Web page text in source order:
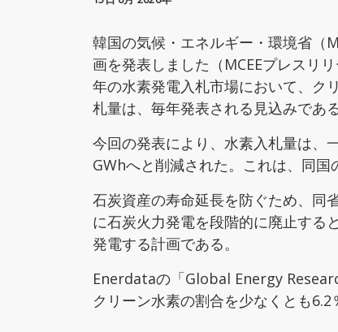
韓国の気候・エネルギー・環境省（
画を発表しました（MCEEプレスリ
年の水素発電入札市場において、ク
札量は、毎年発表される見込みである
今回の発表により、水素入札量は、
GWhへと削減された。これは、同国
石炭資産の寿命延長を防ぐため、同
に石炭火力発電を段階的に廃止する
発電する計画である。
Enerdataの「Global Energy
クリーン水素の割合を少なくとも6.2